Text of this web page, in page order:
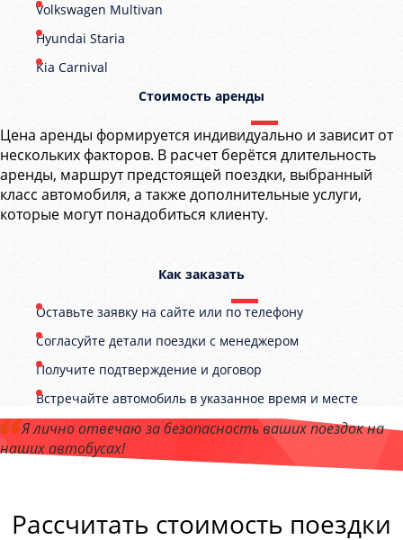
Volkswagen Multivan
Hyundai Staria
Kia Carnival
Стоимость аренды
Цена аренды формируется индивидуально и зависит от
нескольких факторов. В расчет берётся длительность
аренды, маршрут предстоящей поездки, выбранный
класс автомобиля, а также дополнительные услуги,
которые могут понадобиться клиенту.
Как заказать
Оставьте заявку на сайте или по телефону
Согласуйте детали поездки с менеджером
Получите подтверждение и договор
Встречайте автомобиль в указанное время и месте
Я лично отвечаю за безопасность ваших поездок на
наших автобусах!
Рассчитать стоимость поездки